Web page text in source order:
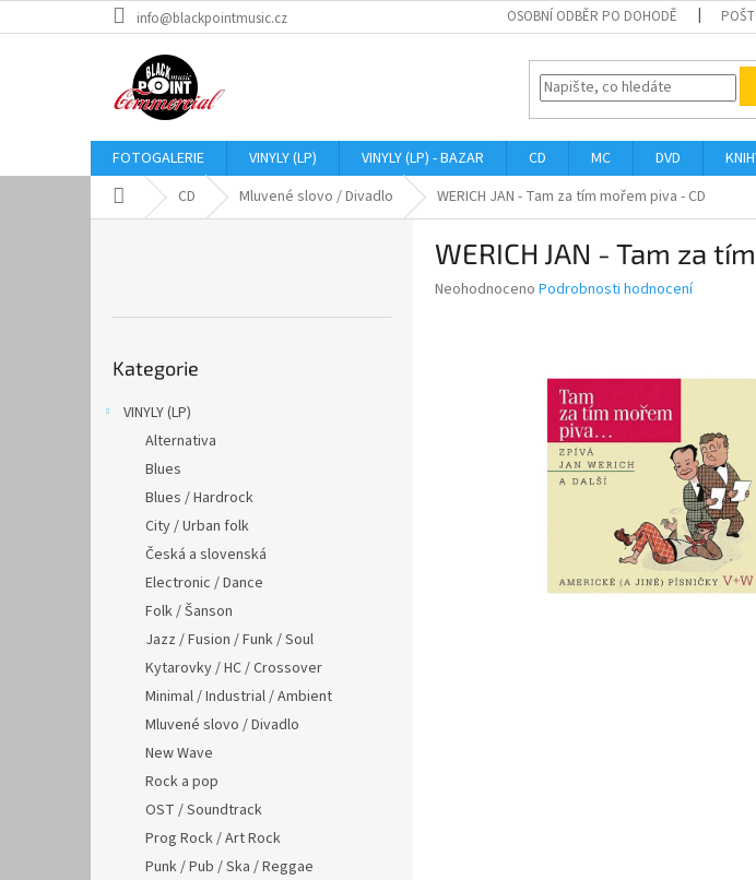
na
info@blackpointmusic.cz OSOBNÍ ODBĚR PO DOHODĚ
FOTOGALERIE VINYLY (LP) VINYLY (LP) - BAZAR CD MC DVD
Domů CD Mluvené slovo / Divadlo WERICH JAN - Tam za tím mořem piva - CD
kategorie
Kategorie
VINYLY (LP)
Alternativa
Blues
Blues / Hardrock
City / Urban folk
Česká a slovenská
Electronic / Dance
Folk / Šanson
Jazz / Fusion / Funk / Soul
Kytarovky / HC / Crossover
Minimal / Industrial / Ambient
Mluvené slovo / Divadlo
New Wave
Rock a pop
OST / Soundtrack
Prog Rock / Art Rock
Punk / Pub / Ska / Reggae
WERICH JAN - Tam za
Průměrné
Neohodnoceno Podrobnosti hodnocení